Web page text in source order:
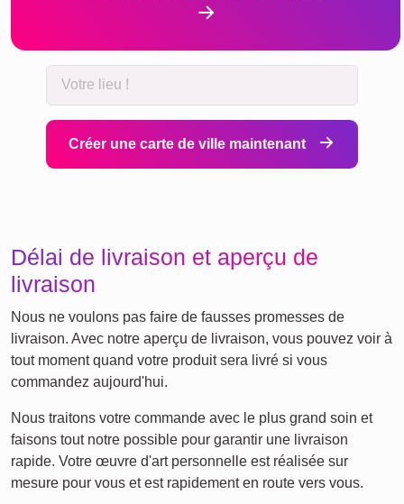
Créer une carte de ville maintenant
Délai de livraison et aperçu de
livraison
Nous ne voulons pas faire de fausses promesses de
livraison. Avec notre aperçu de livraison, vous pouvez voir à
tout moment quand votre produit sera livré si vous
commandez aujourd'hui.
Nous traitons votre commande avec le plus grand soin et
faisons tout notre possible pour garantir une livraison
rapide. Votre œuvre d'art personnelle est réalisée sur
mesure pour vous et est rapidement en route vers vous.